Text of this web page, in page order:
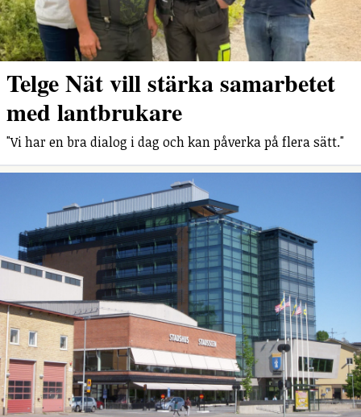
Telge Nät vill stärka samarbetet
med lantbrukare
"Vi har en bra dialog i dag och kan påverka på flera sätt."